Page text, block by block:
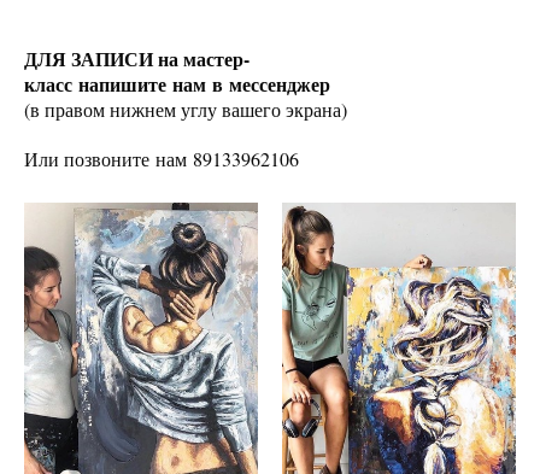
ДЛЯ ЗАПИСИ на мастер-
класс напишите нам в мессенджер
(в правом нижнем углу вашего экрана)
Или позвоните нам 89133962106